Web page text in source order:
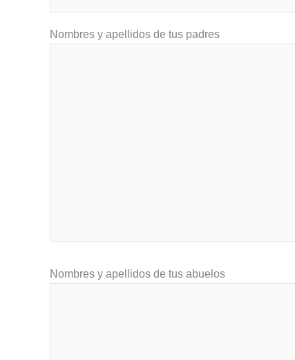
Nombres y apellidos de tus padres
Nombres y apellidos de tus abuelos